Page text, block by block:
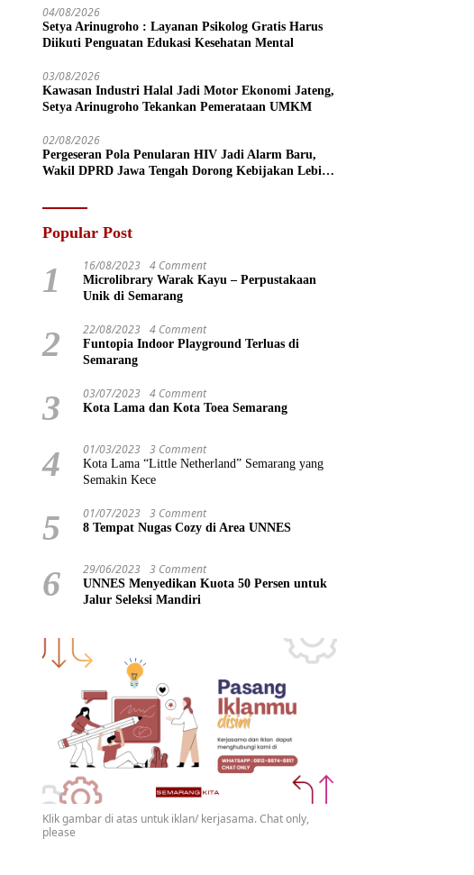
04/08/2026
Setya Arinugroho : Layanan Psikolog Gratis Harus
Diikuti Penguatan Edukasi Kesehatan Mental
03/08/2026
Kawasan Industri Halal Jadi Motor Ekonomi Jateng,
Setya Arinugroho Tekankan Pemerataan UMKM
02/08/2026
Pergeseran Pola Penularan HIV Jadi Alarm Baru,
Wakil DPRD Jawa Tengah Dorong Kebijakan Lebih
Popular Post
1 16/08/2023 4 Comment
Microlibrary Warak Kayu – Perpustakaan
Unik di Semarang
2 22/08/2023 4 Comment
Funtopia Indoor Playground Terluas di
Semarang
3 03/07/2023 4 Comment
Kota Lama dan Kota Toea Semarang
4 01/03/2023 3 Comment
Kota Lama “Little Netherland” Semarang yang
Semakin Kece
5 01/07/2023 3 Comment
8 Tempat Nugas Cozy di Area UNNES
6 29/06/2023 3 Comment
UNNES Menyedikan Kuota 50 Persen untuk
Jalur Seleksi Mandiri
Klik gambar di atas untuk iklan/ kerjasama. Chat only,
please